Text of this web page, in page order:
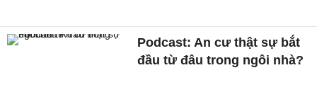
Podcast: An cư thật sự bắt
đầu từ đâu trong ngôi nhà?